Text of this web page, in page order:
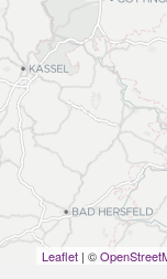
Leaflet| ©